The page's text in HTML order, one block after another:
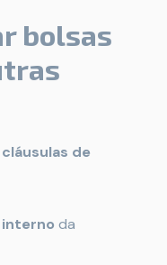
bolsas
cláusulas de
da